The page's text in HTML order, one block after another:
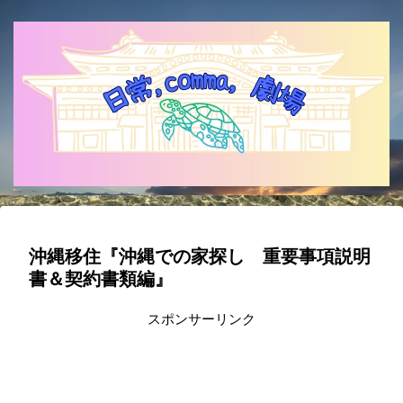
沖縄移住『沖縄での家探し 重要事項説明
書＆契約書類編』
スポンサーリンク